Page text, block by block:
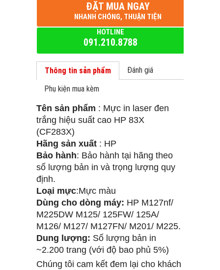
ĐẶT MUA NGAY
NHANH CHÓNG, THUẬN TIỆN
HOTLINE
091.210.8788
Thông tin sản phẩm
Đánh giá
Phụ kiện mua kèm
Tên sản phẩm : Mực in laser đen
trắng hiệu suất cao HP 83X
(CF283X)
Hãng sản xuất : HP
Bảo hành: Bảo hành tại hãng theo
số lượng bản in và trọng lượng quy
định.
Loại mực:Mực màu
Dùng cho dòng máy: HP M127nf/
M225DW M125/ 125FW/ 125A/
M126/ M127/ M127FN/ M201/ M225.
Dung lượng: Số lượng bản in
~2.200 trang (với độ bao phủ 5%)
Chúng tôi cam kết đem lại cho khách